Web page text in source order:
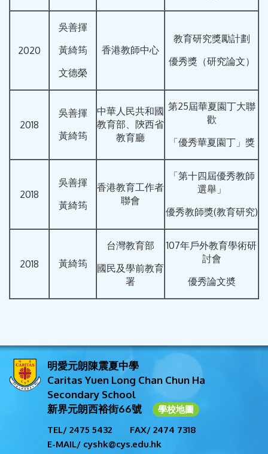
2020
吳善揮
黃綺筠
文德榮
香港教師中心
教育研究獎勵計劃
優秀獎（研究論文）
2018
吳善揮
黃綺筠
中華人民共和國
教育部、陝西省
教育廳
第25屆華夏園丁大聯
歡
「優秀華夏園丁」獎
2018
吳善揮
黃綺筠
香港教育工作者
聯會
「第十四屆優秀教師
選舉」
優秀教師獎(教育研究)
2018 黃綺筠
台灣教育部
國民及學前教育
署
107年戶外教育學術研
討會
優秀論文奬
明愛元朗陳震夏中學
Caritas Yuen Long Chan Chun Ha
Secondary School
新界元朗西裕街66號
學校地圖
TEL/ 2475 5432
FAX/ 2474 7318
E-MAIL/ cyshk@cys.edu.hk